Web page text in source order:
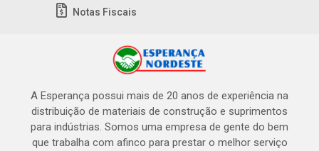
Notas Fiscais
A Esperança possui mais de 20 anos de experiência na
distribuição de materiais de construção e suprimentos
para indústrias. Somos uma empresa de gente do bem
que trabalha com afinco para prestar o melhor serviço